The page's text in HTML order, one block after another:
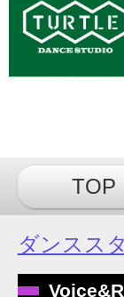
TOP
ダンスス